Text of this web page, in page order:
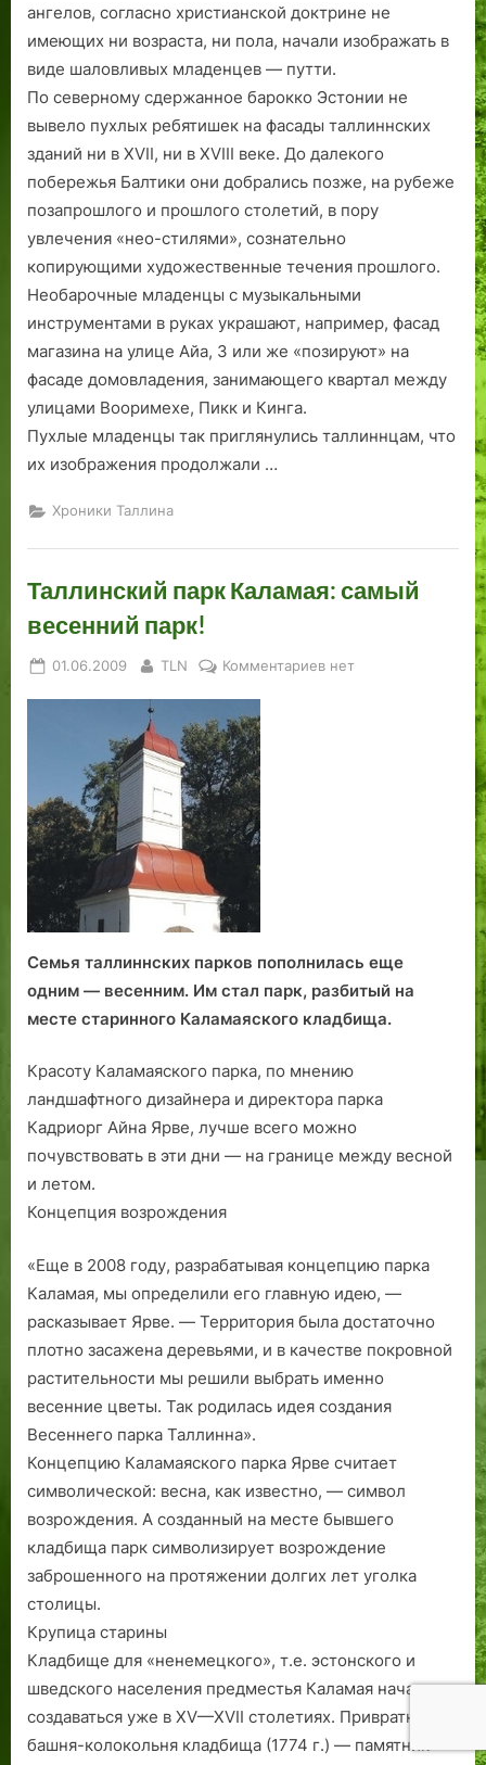
ангелов, согласно христианской доктрине не
имеющих ни возраста, ни пола, начали изображать в
виде шаловливых младенцев — путти.
По северному сдержанное барокко Эстонии не
вывело пухлых ребятишек на фасады таллиннских
зданий ни в XVII, ни в XVIII веке. До далекого
побережья Балтики они добрались позже, на рубеже
позапрошлого и прошлого столетий, в пору
увлечения «нео-стилями», сознательно
копирующими художественные течения прошлого.
Необарочные младенцы с музыкальными
инструментами в руках украшают, например, фасад
магазина на улице Айа, 3 или же «позируют» на
фасаде домовладения, занимающего квартал между
улицами Вооримехе, Пикк и Кинга.
Пухлые младенцы так приглянулись таллиннцам, что
их изображения продолжали …
Хроники Таллина
Таллинский парк Каламая: самый
весенний парк!
Posted
01.06.2009 By
TLN Комментариевкнет
Семья таллиннских парков пополнилась еще
одним — весенним. Им стал парк, разбитый на
месте старинного Каламаяского кладбища.
Красоту Каламаяского парка, по мнению
ландшафтного дизайнера и директора парка
Кадриорг Айна Ярве, лучше всего можно
почувствовать в эти дни — на границе между весной
и летом.
Концепция возрождения
«Еще в 2008 году, разрабатывая концепцию парка
Каламая, мы определили его главную идею, —
расказывает Ярве. — Территория была достаточно
плотно засажена деревьями, и в качестве покровной
растительности мы решили выбрать именно
весенние цветы. Так родилась идея создания
Весеннего парка Таллинна».
Концепцию Каламаяского парка Ярве считает
символической: весна, как известно, — символ
возрождения. А созданный на месте бывшего
кладбища парк символизирует возрождение
заброшенного на протяжении долгих лет уголка
столицы.
Крупица старины
Кладбище для «ненемецкого», т.е. эстонского и
шведского населения предместья Каламая начало
создаваться уже в XV—XVII столетиях. Привратная
башня-колокольня кладбища (1774 г.) — памятник